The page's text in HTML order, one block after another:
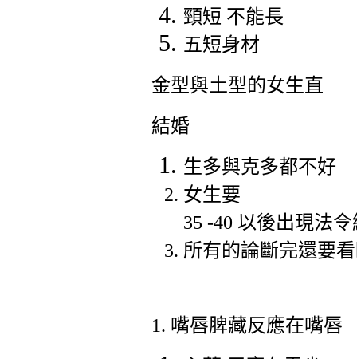
頸短 不能長
五短身材
金型與土型的女生直
結婚
生多與克多都不好
女生要
35 -40 以後出現法
所有的論斷完還要
1. 嘴唇脾藏反應在嘴唇